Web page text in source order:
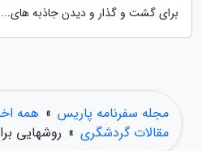
برای گشت و گذار و دیدن جاذبه های...
مجله سفرنامه پاریس » همه
مقالات گردشگری » روشهایی